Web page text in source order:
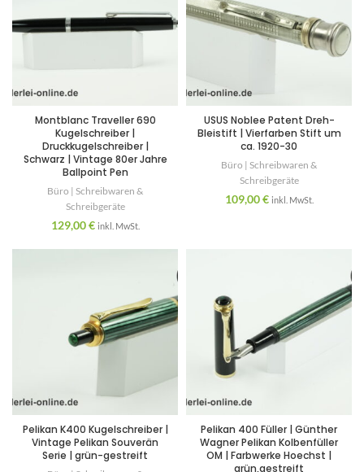
Montblanc Traveller 690
Kugelschreiber |
Druckkugelschreiber |
Schwarz | Vintage 80er Jahre
Ballpoint Pen
Büro | Schreibwaren &
Schreibgeräte
129,00€ inkl. MwSt.
USUS Noblee Patent Dreh-
Bleistift | Vierfarben Stift um
ca. 1920-30
Büro | Schreibwaren &
Schreibgeräte
109,00€ inkl. MwSt.
Pelikan K400 Kugelschreiber |
Vintage Pelikan Souverän
Serie | grün-gestreift
Pelikan 400 Füller | Günther
Wagner Pelikan Kolbenfüller
OM | Farbwerke Hoechst |
grün,gestreift